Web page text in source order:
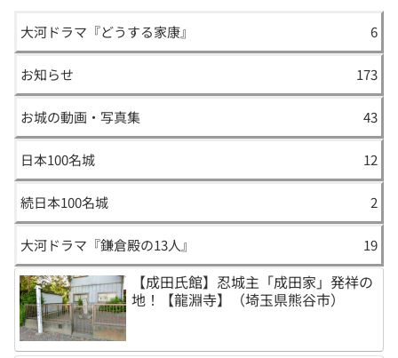
大河ドラマ『どうする家康』 6
お知らせ 173
お城の動画・写真集 43
日本100名城 12
続日本100名城 2
大河ドラマ『鎌倉殿の13人』 19
【成田氏館】忍城主「成田家」発祥の
地！【龍淵寺】（埼玉県熊谷市）